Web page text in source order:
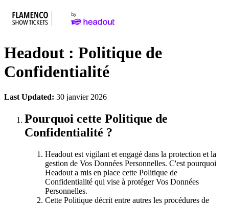
Headout : Politique de
Confidentialité
Last Updated: 30 janvier 2026
Pourquoi cette Politique de
Confidentialité ?
Headout est vigilant et engagé dans la protection et la
gestion de Vos Données Personnelles. C'est pourquoi
Headout a mis en place cette Politique de
Confidentialité qui vise à protéger Vos Données
Personnelles.
Cette Politique décrit entre autres les procédures de